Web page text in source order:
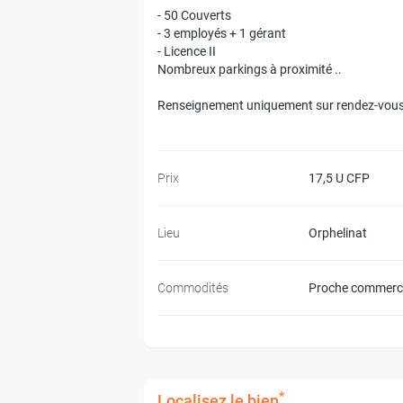
- 50 Couverts
- 3 employés + 1 gérant
- Licence II
Nombreux parkings à proximité ..
Renseignement uniquement sur rendez-
Prix 17,5 U CFP
Lieu Orphelinat
Commodités Proche
*